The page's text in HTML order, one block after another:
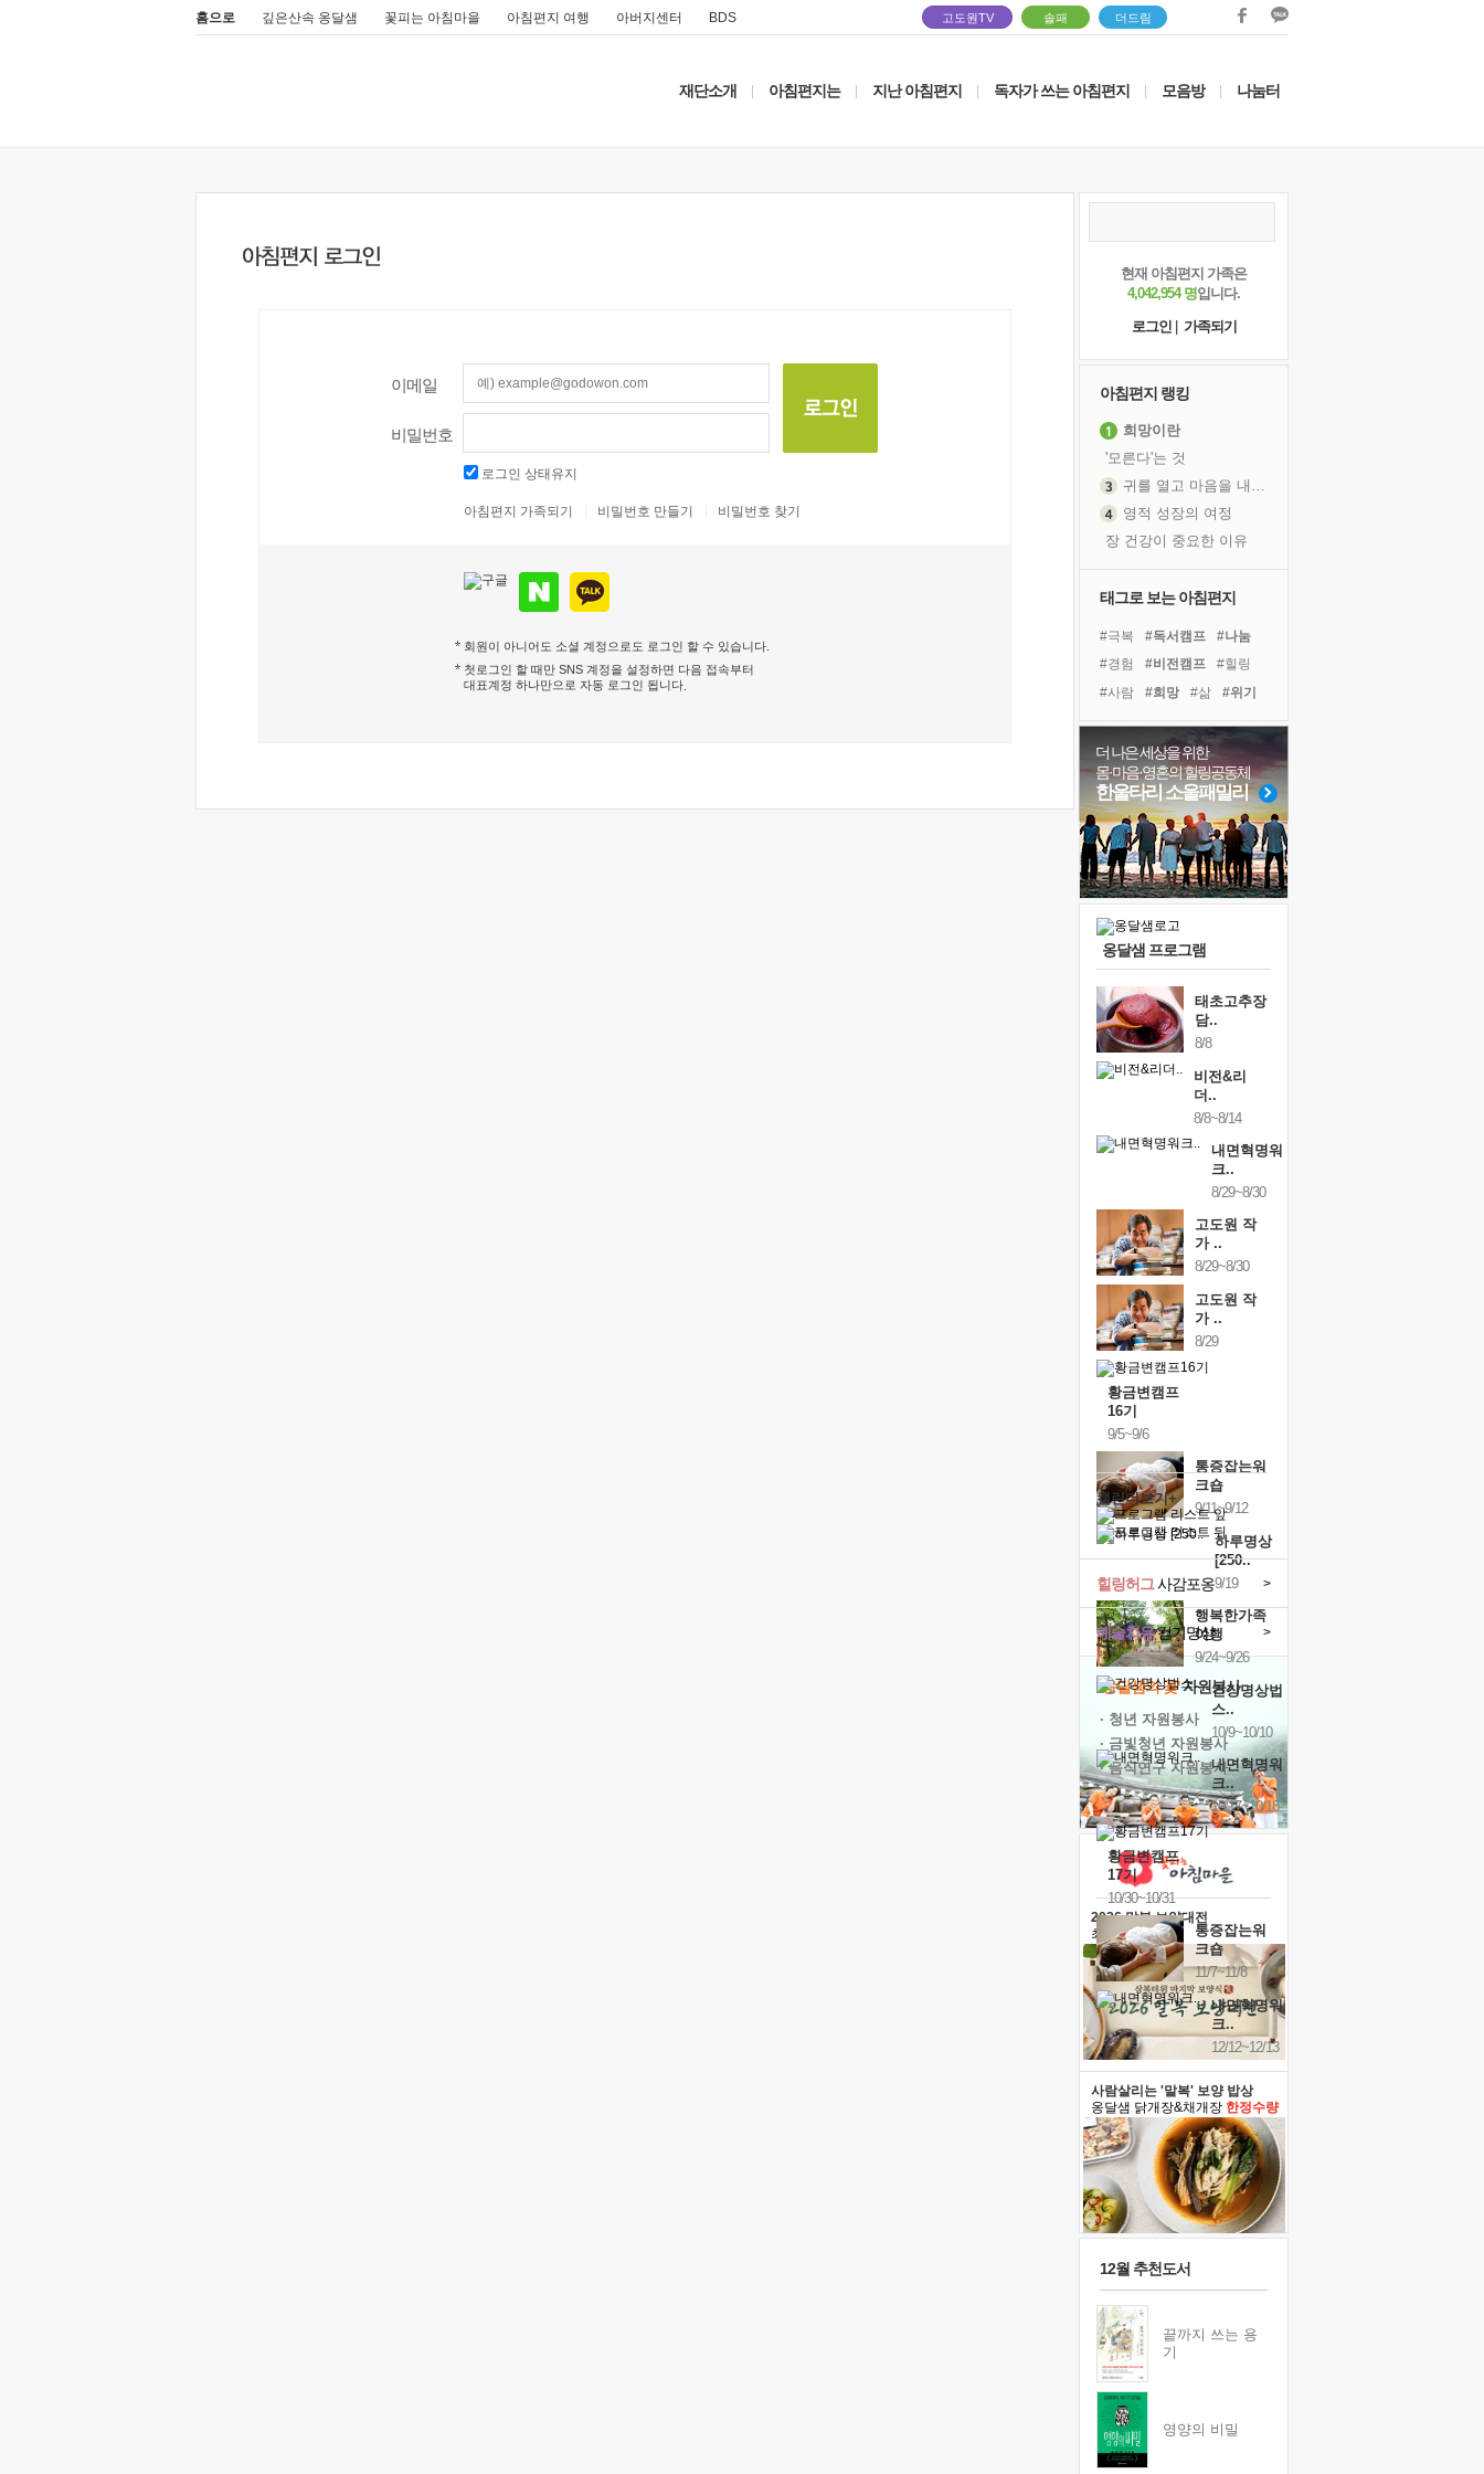
홈으로 깊은산속 옹달샘 꽃피는 아침마을 아침편지 여행 아버지센터 BDS 고도원TV 솔패 더드림
재단소개 아침편지는 지난 아침편지 독자가 쓰는 아침편지 모음방 나눔터
이메일
비밀번호
로그인 상태유지
아침편지 가족되기 비밀번호 만들기 비밀번호 찾기
회원이 아니어도 소셜 계정으로도 로그인 할 수 있습니다.
첫로그인 할 때만 SNS 계정을 설정하면 다음 접속부터
대표계정 하나만으로 자동 로그인 됩니다
현재 아침편지 가족은
4,042,954 명입니다.
로그인
가족되기
아침편지 랭킹
희망이란
'모른다'는 것
귀를 열고 마음을 내어주고
영적 성장의 여정
장 건강이 중요한 이유
흙이 된 몸으로 출근하는 여자
꿈이 실제가 되는 것
'말 타는 법'을 먼저
아픈 아버지를 위한 공간 설계
졸업식 사진을 보며
극심한 변비, 어깨결림, 수면 장애
보고 싶은 어머니
마음이 멈춰 버린 곳
못된 꼰대들
태그로 보는 아침편지
#극복 #독서캠프
#나눔
#경험
#비전캠프
#힐링
#사람
#희망 #삶
#위기
#계획
#면역력
#도움
#건강
#명상
#다짐
#선택
#유튜브
#링컨학교
#친구
#바이러스
더 나은 세상을 위한
몸·마음·영혼의 힐링공동체
한울타리 소울패밀리
옹달샘 프로그램
태초고추장
담..
8/8
비전&리
더..
8/8~8/14
내면혁명워
크..
8/29~8/30
고도원 작
가 ..
8/29~8/30
고도원 작
가 ..
8/29
황금변캠프
16기
9/5~9/6
통증잡는워
크숍
9/11~9/12
하루명상
[250..
9/19
행복한가족
여행
9/24~9/26
건강명상법
스..
10/9~10/10
내면혁명워
크..
10/17~10/18
황금변캠프
17기
10/30~10/31
통증잡는워
크숍
11/7~11/8
내면혁명워
크..
12/12~12/13
캘린더보기+
예술치유걷기명상 >
힐링허그사감포옹 >
'옹달샘의 꽃'자원봉사
· 청년 자원봉사
· 금빛청년 자원봉사
· 음식연구 자원봉사
2026 말복 보양대전
최대74%할인
사람살리는 '말복' 보양 밥상
옹달샘 닭개장&채개장 한정수량
12월 추천도서
끝까지 쓰는 용
기
영양의 비밀